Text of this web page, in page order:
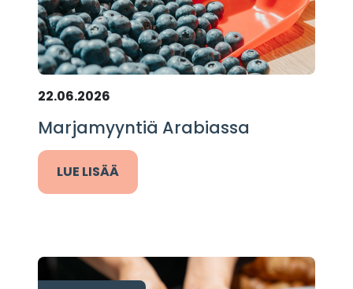
22.06.2026
Marjamyyntiä Arabiassa
LUE LISÄÄ